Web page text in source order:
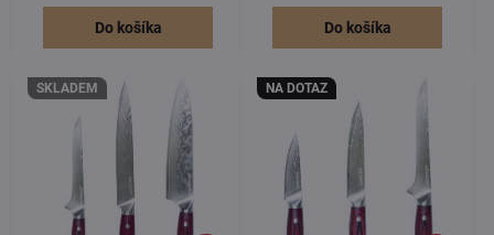
Do košíka Do košíka
SKLADEM NA DOTAZ